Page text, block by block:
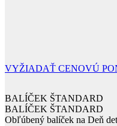
VYŽIADAŤ CENOVÚ
BALÍČEK ŠTANDARD
BALÍČEK ŠTANDARD
Obľúbený balíček na Deň